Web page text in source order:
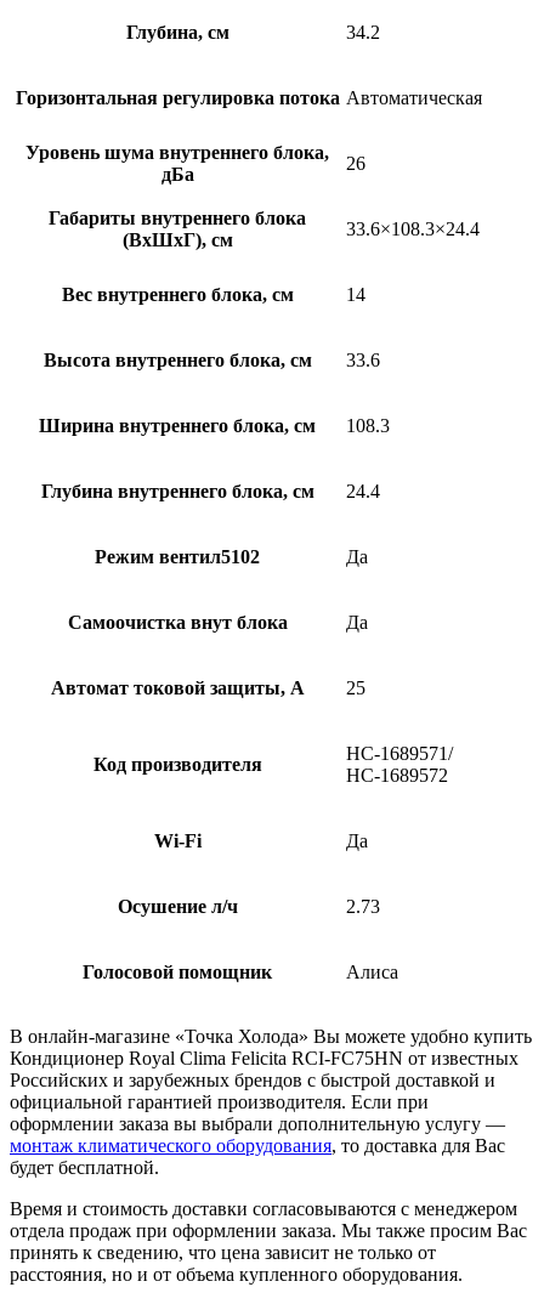
Глубина, см 34.2
Горизонтальная регулировка потока Автоматическая
Уровень шума внутреннего блока,
дБа
26
Габариты внутреннего блока
(ВхШхГ), см
33.6×108.3×24.4
Вес внутреннего блока, см 14
Высота внутреннего блока, см 33.6
Ширина внутреннего блока, см 108.3
Глубина внутреннего блока, см 24.4
Режим вентил5102 Да
Самоочистка внут блока Да
Автомат токовой защиты, А 25
Код производителя
НС-1689571/
НС-1689572
Wi-Fi Да
Осушение л/ч 2.73
Голосовой помощник Алиса
В онлайн-магазине «Точка Холода» Вы можете удобно купить
Кондиционер Royal Clima Felicita RCI-FC75HN от известных
Российских и зарубежных брендов с быстрой доставкой и
официальной гарантией производителя. Если при
оформлении заказа вы выбрали дополнительную услугу —
монтаж климатического оборудования, то доставка для Вас
будет бесплатной.
Время и стоимость доставки согласовываются с менеджером
отдела продаж при оформлении заказа. Мы также просим Вас
принять к сведению, что цена зависит не только от
расстояния, но и от объема купленного оборудования.